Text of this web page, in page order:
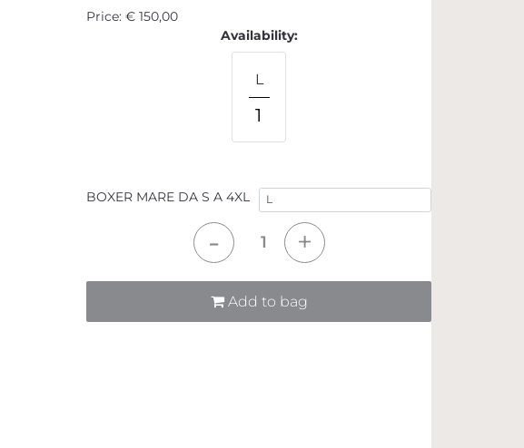
Price: € 150,00
Availability:
L
1
BOXER MARE DA S A 4XL
Add to bag